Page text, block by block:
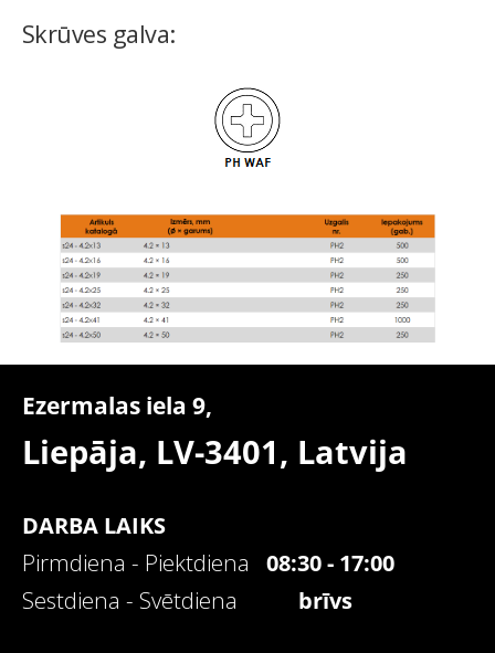
Skrūves galva:
Ezermalas iela 9,
Liepāja, LV-3401, Latvija
DARBA LAIKS
Pirmdiena - Piektdiena 08:30 - 17:00
Sestdiena - Svētdiena brīvs